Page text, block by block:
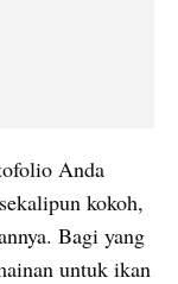
Anda
kokoh,
Bagi yang
untuk ikan